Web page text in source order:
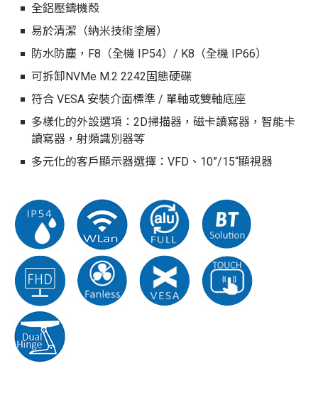
全鋁壓鑄機殼
易於清潔（納米技術塗層）
防水防塵，F8（全機 IP54）/ K8（全機 IP66）
可拆卸NVMe M.2 2242固態硬碟
符合 VESA 安裝介面標準 / 單軸或雙軸底座
多樣化的外設選項：2D掃描器，磁卡讀寫器，智能卡
讀寫器，射頻識別器等
多元化的客戶顯示器選擇：VFD、10”/15“顯視器